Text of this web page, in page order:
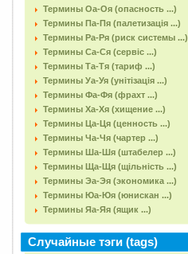
Термины Оа-Оя (опасность ...)
Термины Па-Пя (палетизація ...)
Термины Ра-Ря (риск системы ...)
Термины Са-Ся (сервіс ...)
Термины Та-Тя (тариф ...)
Термины Уа-Уя (унітізація ...)
Термины Фа-Фя (фрахт ...)
Термины Ха-Хя (хищение ...)
Термины Ца-Ця (ценность ...)
Термины Ча-Чя (чартер ...)
Термины Ша-Шя (штабелер ...)
Термины Ща-Щя (щільність ...)
Термины Эа-Эя (экономика ...)
Термины Юа-Юя (юнискан ...)
Термины Яа-Яя (ящик ...)
Случайные тэги (tags)